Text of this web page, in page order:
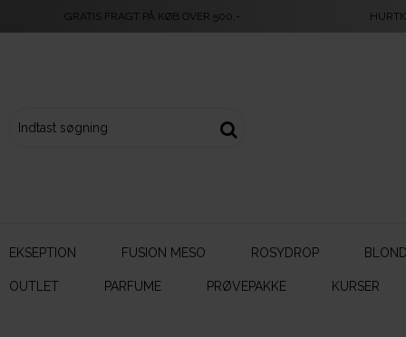
GRATIS FRAGT PÅ KØB OVER 500,-
EKSEPTION FUSION MESO ROSYDROP
OUTLET PARFUME PRØVEPAKKE KURSER